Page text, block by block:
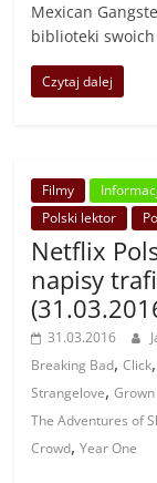
Mexican
biblioteki
Czytaj dalej
Filmy
Polski lektor
Netflix
napisy
31.03.2016
Breaking Bad,Click
Strangelove,
The Adventures of
Crowd,Year One